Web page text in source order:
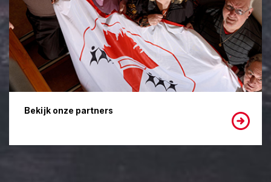
Bekijk onze partners